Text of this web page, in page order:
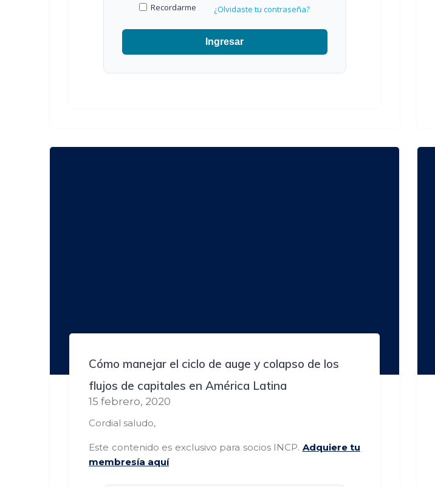
Recordarme ¿Olvidaste tu contraseña?
Ingresar
Cómo manejar el ciclo de auge y colapso de los
flujos de capitales en América Latina
15 febrero, 2020
Cordial saludo,
Este contenido es exclusivo para socios INCP. Adquiere tu
membresía aquí